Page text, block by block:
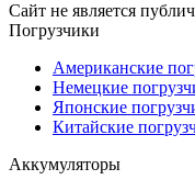
Сайт не является
Погрузчики
Американские
Немецкие
Японские
Китайские
Аккумуляторы